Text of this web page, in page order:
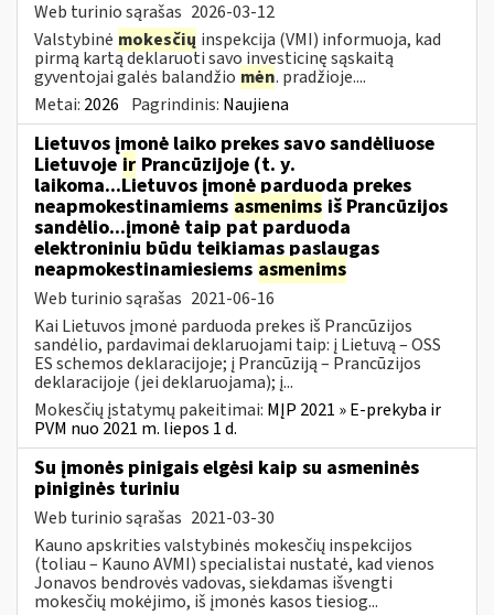
Web turinio sąrašas 2026-03-12
Valstybinė mokesčių inspekcija (VMI) informuoja, kad
pirmą kartą deklaruoti savo investicinę sąskaitą
gyventojai galės balandžio mėn. pradžioje....
Metai: 2026 Pagrindinis: Naujiena
Lietuvos įmonė laiko prekes savo sandėliuose
Lietuvoje ir Prancūzijoje (t. y.
laikoma...Lietuvos įmonė parduoda prekes
neapmokestinamiems asmenims iš Prancūzijos
sandėlio...įmonė taip pat parduoda
elektroniniu būdu teikiamas paslaugas
neapmokestinamiesiems asmenims
Web turinio sąrašas 2021-06-16
Kai Lietuvos įmonė parduoda prekes iš Prancūzijos
sandėlio, pardavimai deklaruojami taip: į Lietuvą – OSS
ES schemos deklaracijoje; į Prancūziją – Prancūzijos
deklaracijoje (jei deklaruojama); į...
Mokesčių įstatymų pakeitimai: MĮP 2021 » E-prekyba ir
PVM nuo 2021 m. liepos 1 d.
Su įmonės pinigais elgėsi kaip su asmeninės
piniginės turiniu
Web turinio sąrašas 2021-03-30
Kauno apskrities valstybinės mokesčių inspekcijos
(toliau – Kauno AVMI) specialistai nustatė, kad vienos
Jonavos bendrovės vadovas, siekdamas išvengti
mokesčių mokėjimo, iš įmonės kasos tiesiog...